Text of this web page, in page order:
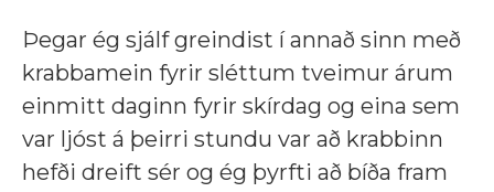
Þegar ég sjálf greindist í annað sinn með
krabbamein fyrir sléttum tveimur árum
einmitt daginn fyrir skírdag og eina sem
var ljóst á þeirri stundu var að krabbinn
hefði dreift sér og ég þyrfti að bíða fram